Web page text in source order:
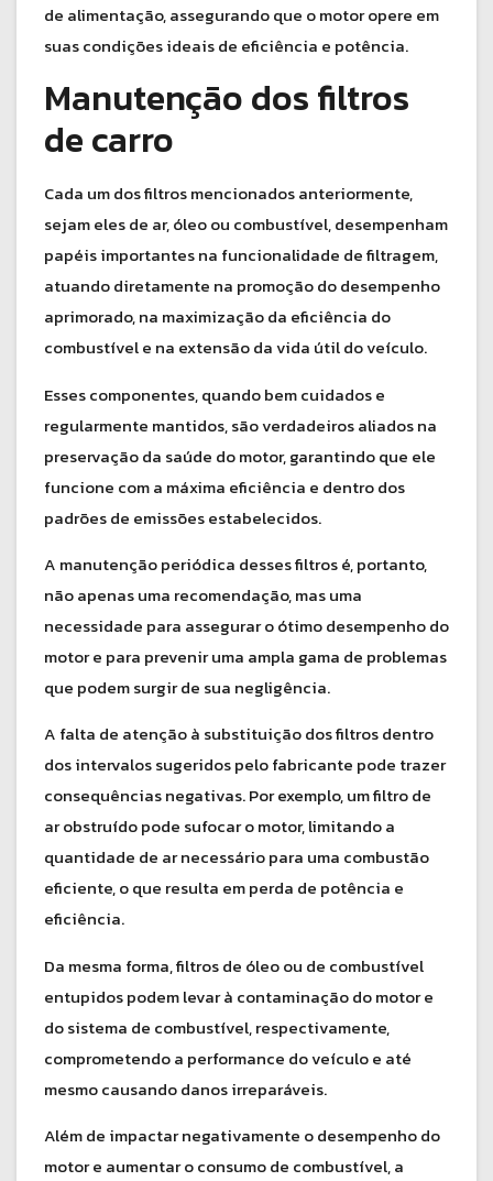
de alimentação, assegurando que o motor opere em
suas condições ideais de eficiência e potência.
Manutenção dos filtros
de carro
Cada um dos filtros mencionados anteriormente,
sejam eles de ar, óleo ou combustível, desempenham
papéis importantes na funcionalidade de filtragem,
atuando diretamente na promoção do desempenho
aprimorado, na maximização da eficiência do
combustível e na extensão da vida útil do veículo.
Esses componentes, quando bem cuidados e
regularmente mantidos, são verdadeiros aliados na
preservação da saúde do motor, garantindo que ele
funcione com a máxima eficiência e dentro dos
padrões de emissões estabelecidos.
A manutenção periódica desses filtros é, portanto,
não apenas uma recomendação, mas uma
necessidade para assegurar o ótimo desempenho do
motor e para prevenir uma ampla gama de problemas
que podem surgir de sua negligência.
A falta de atenção à substituição dos filtros dentro
dos intervalos sugeridos pelo fabricante pode trazer
consequências negativas. Por exemplo, um filtro de
ar obstruído pode sufocar o motor, limitando a
quantidade de ar necessário para uma combustão
eficiente, o que resulta em perda de potência e
eficiência.
Da mesma forma, filtros de óleo ou de combustível
entupidos podem levar à contaminação do motor e
do sistema de combustível, respectivamente,
comprometendo a performance do veículo e até
mesmo causando danos irreparáveis.
Além de impactar negativamente o desempenho do
motor e aumentar o consumo de combustível, a